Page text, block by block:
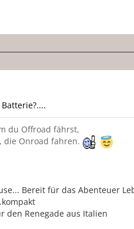
du Offroad fährst,
die Onroad fahren.
Bereit für das Abenteuer
den Renegade aus Italien